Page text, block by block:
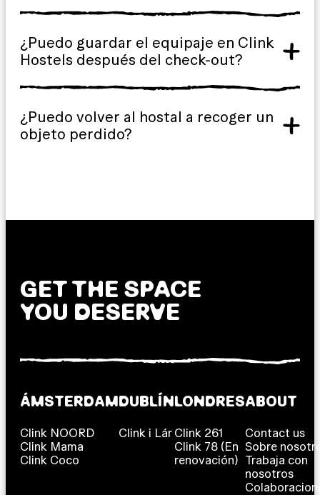
¿Puedo guardar el equipaje en Clink
Hostels después del check-out?
¿Puedo volver al hostal a recoger un
objeto perdido?
GET THE SPACE
YOU DESERVE
ÁMSTERDAM
Clink NOORD
Clink Mama
Clink Coco
DUBLÍN
Clink i Lár
LONDRES
Clink 261
Clink 78 (En
renovación)
ABOUT
Contact us
Sobre
Trabaja con
nosotros